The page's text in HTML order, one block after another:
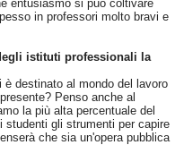
entusiasmo si può coltivare
in professori molto bravi e
istituti professionali la
destinato al mondo del lavoro
Penso anche al
la più alta percentuale del
studenti gli strumenti per capire
che sia un'opera pubblica